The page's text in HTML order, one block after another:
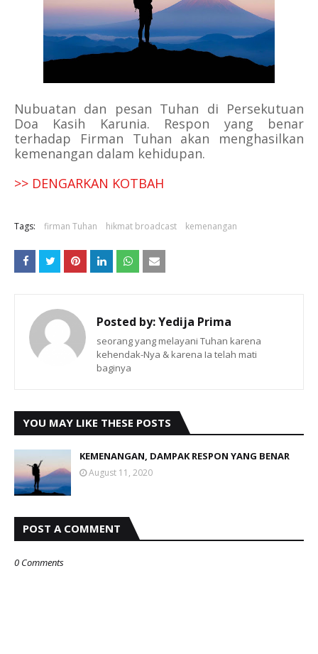
Nubuatan dan pesan Tuhan di Persekutuan
Doa Kasih Karunia. Respon yang benar
terhadap Firman Tuhan akan menghasilkan
kemenangan dalam kehidupan.
>> DENGARKAN KOTBAH
Tags: firman Tuhan hikmat broadcast kemenangan
Posted by:Yedija Prima
seorang yang melayani Tuhan karena
kehendak-Nya & karena Ia telah mati
baginya
YOU MAY LIKE THESE POSTS
KEMENANGAN, DAMPAK RESPON YANG BENAR
August 11, 2020
POST A COMMENT
0 Comments